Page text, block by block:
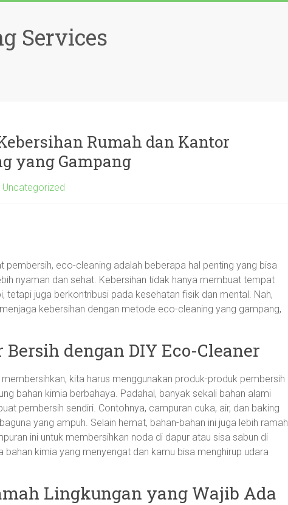
Services
Rumah dan Kantor
yang Gampang
Uncategorized
pembersih, eco-cleaning adalah beberapa hal penting yang bisa
nyaman dan sehat. Kebersihan tidak hanya membuat tempat
tetapi juga berkontribusi pada kesehatan fisik dan mental. Nah,
kebersihan dengan metode eco-cleaning yang gampang,
dengan DIY Eco-Cleaner
kita harus menggunakan produk-produk pembersih
bahan kimia berbahaya. Padahal, banyak sekali bahan alami
pembersih sendiri. Contohnya, campuran cuka, air, dan baking
yang ampuh. Selain hemat, bahan-bahan ini juga lebih ramah
ini untuk membersihkan noda di dapur atau sisa sabun di
bahan kimia yang menyengat dan kamu bisa menghirup udara
Lingkungan yang Wajib Ada